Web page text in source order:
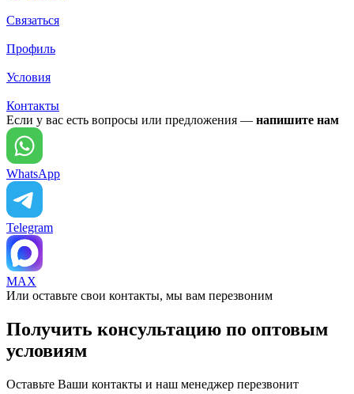
Связаться
Профиль
Условия
Контакты
Если у вас есть вопросы или предложения — напишите нам
WhatsApp
Telegram
MAX
Или оставьте свои контакты, мы вам перезвоним
Получить консультацию по оптовым
условиям
Оставьте Ваши контакты и наш менеджер перезвонит